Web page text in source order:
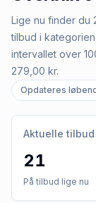
Lige nu finder du
tilbud i
intervallet over
279,00 kr.
Opdateres
Aktuelle tilbud
21
På tilbud lige nu